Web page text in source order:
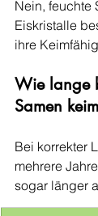
Nein, feuchte
Eiskristalle
ihre
Wie lange
Samen
Bei korrekter
mehrere
sogar länger